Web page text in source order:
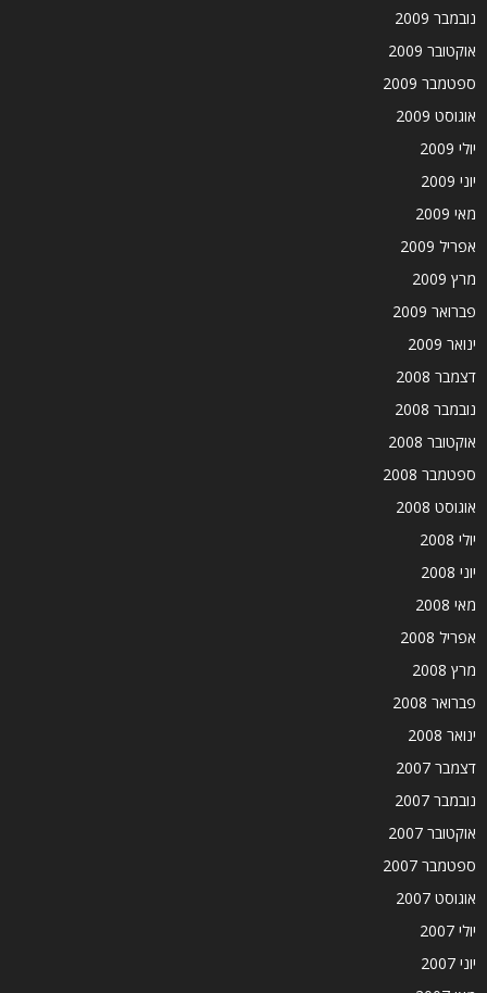
נובמבר 2009
אוקטובר 2009
ספטמבר 2009
אוגוסט 2009
יולי 2009
יוני 2009
מאי 2009
אפריל 2009
מרץ 2009
פברואר 2009
ינואר 2009
דצמבר 2008
נובמבר 2008
אוקטובר 2008
ספטמבר 2008
אוגוסט 2008
יולי 2008
יוני 2008
מאי 2008
אפריל 2008
מרץ 2008
פברואר 2008
ינואר 2008
דצמבר 2007
נובמבר 2007
אוקטובר 2007
ספטמבר 2007
אוגוסט 2007
יולי 2007
יוני 2007